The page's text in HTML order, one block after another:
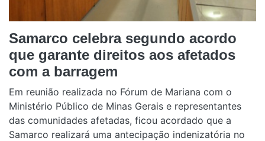
Samarco celebra segundo acordo
que garante direitos aos afetados
com a barragem
Em reunião realizada no Fórum de Mariana com o
Ministério Público de Minas Gerais e representantes
das comunidades afetadas, ficou acordado que a
Samarco realizará uma antecipação indenizatória no